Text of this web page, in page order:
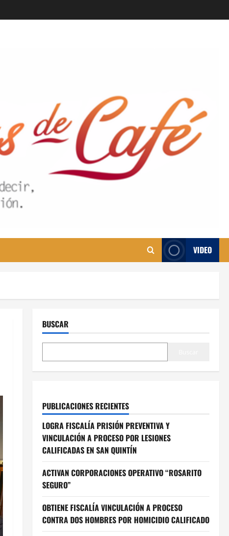
VIDEO
BUSCAR
PUBLICACIONES RECIENTES
LOGRA FISCALÍA PRISIÓN PREVENTIVA Y
VINCULACIÓN A PROCESO POR LESIONES
CALIFICADAS EN SAN QUINTÍN
ACTIVAN CORPORACIONES OPERATIVO “ROSARITO
SEGURO”
OBTIENE FISCALÍA VINCULACIÓN A PROCESO
CONTRA DOS HOMBRES POR HOMICIDIO CALIFICADO